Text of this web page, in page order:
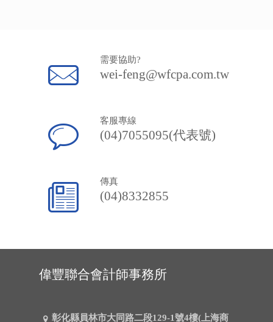
需要協助?
wei-feng@wfcpa.com.tw
客服專線
(04)7055095(代表號)
傳真
(04)8332855
偉豐聯合會計師事務所
彰化縣員林市大同路二段129-1號4樓(上海商